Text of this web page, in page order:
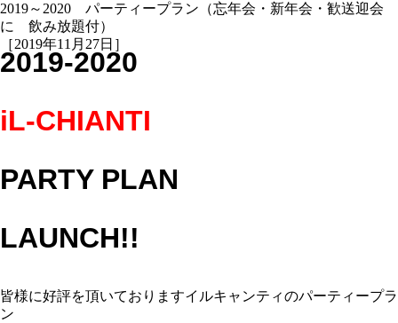
2019～2020 パーティープラン（忘年会・新年会・歓送迎会
に 飲み放題付）
［2019年11月27日］
2019-2020
iL-CHIANTI
PARTY PLAN
LAUNCH!!
皆様に好評を頂いておりますイルキャンティのパーティープラ
ン